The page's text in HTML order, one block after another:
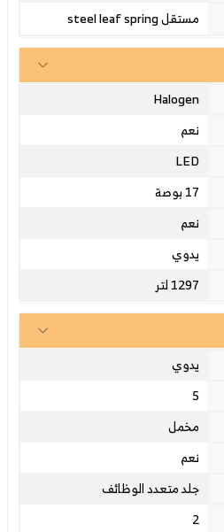
مستقل steel leaf spring
Halogen
نعم
LED
17 بوصة
نعم
يدوي
1297 لتر
يدوي
5
مخمل
نعم
جلد متعدد الوظائف
2